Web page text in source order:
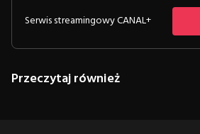
Serwis streamingowy CANAL+
Przeczytaj również